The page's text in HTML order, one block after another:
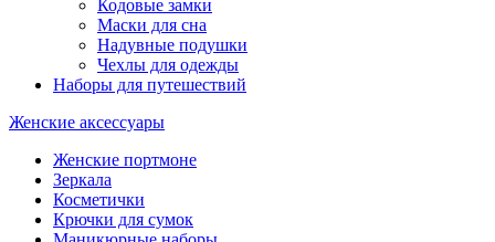
Кодовые замки
Маски для сна
Надувные подушки
Чехлы для одежды
Наборы для путешествий
Женские аксессуары
Женские портмоне
Зеркала
Косметички
Крючки для сумок